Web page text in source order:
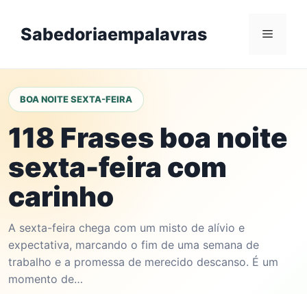
contentSabedoriaempalavras Menu
BOA NOITE SEXTA-FEIRA
118 Frases boa noite
sexta-feira com
carinho
A sexta-feira chega com um misto de alívio e
expectativa, marcando o fim de uma semana de
trabalho e a promessa de merecido descanso. É um
momento de…